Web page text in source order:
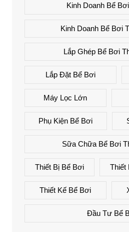
Kinh Doanh Bể
Kinh Doanh Bể Bơi
Lắp Ghép Bể Bơi
Lắp Đặt Bể Bơi
Máy Lọc Lớn
Phụ Kiện Bể Bơi
Sữa Chữa Bể Bơi
Thiết Bị Bể Bơi Thiết
Thiết Kế Bể Bơi
Đầu Tư Bể